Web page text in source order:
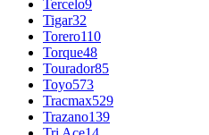
Tercelo9
Tigar32
Torero110
Torque48
Tourador85
Toyo573
Tracmax529
Trazano139